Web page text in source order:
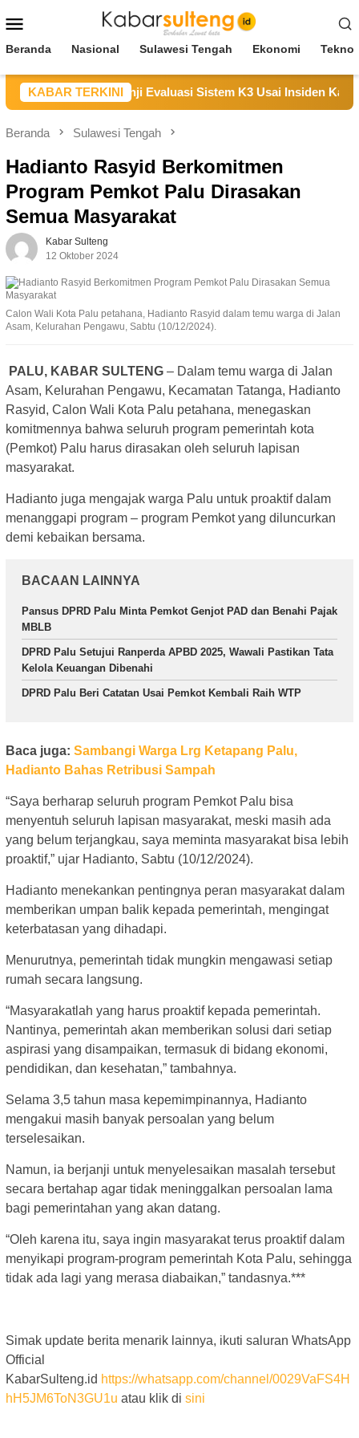
ke
Mobile
Beranda Nasional Sulawesi Tengah Ekonomi
KABAR TERKINI
Duka, Janji Evaluasi Sistem K3 Usai Insiden
Beranda Sulawesi Tengah
Hadianto Rasyid Berkomitmen
Program Pemkot Palu Dirasakan
Semua Masyarakat
Kabar Sulteng
12 Oktober 2024
Calon Wali Kota Palu petahana, Hadianto Rasyid dalam temu warga di Jalan
Asam, Kelurahan Pengawu, Sabtu (10/12/2024).
PALU, KABAR SULTENG – Dalam temu warga di Jalan
Asam, Kelurahan Pengawu, Kecamatan Tatanga, Hadianto
Rasyid, Calon Wali Kota Palu petahana, menegaskan
komitmennya bahwa seluruh program pemerintah kota
(Pemkot) Palu harus dirasakan oleh seluruh lapisan
masyarakat.
Hadianto juga mengajak warga Palu untuk proaktif dalam
menanggapi program – program Pemkot yang diluncurkan
demi kebaikan bersama.
BACAAN LAINNYA
Pansus DPRD Palu Minta Pemkot Genjot PAD dan Benahi Pajak
MBLB
DPRD Palu Setujui Ranperda APBD 2025, Wawali Pastikan Tata
Kelola Keuangan Dibenahi
DPRD Palu Beri Catatan Usai Pemkot Kembali Raih WTP
Baca juga: Sambangi Warga Lrg Ketapang Palu,
Hadianto Bahas Retribusi Sampah
“Saya berharap seluruh program Pemkot Palu bisa
menyentuh seluruh lapisan masyarakat, meski masih ada
yang belum terjangkau, saya meminta masyarakat bisa lebih
proaktif,” ujar Hadianto, Sabtu (10/12/2024).
Hadianto menekankan pentingnya peran masyarakat dalam
memberikan umpan balik kepada pemerintah, mengingat
keterbatasan yang dihadapi.
Menurutnya, pemerintah tidak mungkin mengawasi setiap
rumah secara langsung.
“Masyarakatlah yang harus proaktif kepada pemerintah.
Nantinya, pemerintah akan memberikan solusi dari setiap
aspirasi yang disampaikan, termasuk di bidang ekonomi,
pendidikan, dan kesehatan,” tambahnya.
Selama 3,5 tahun masa kepemimpinannya, Hadianto
mengakui masih banyak persoalan yang belum
terselesaikan.
Namun, ia berjanji untuk menyelesaikan masalah tersebut
secara bertahap agar tidak meninggalkan persoalan lama
bagi pemerintahan yang akan datang.
“Oleh karena itu, saya ingin masyarakat terus proaktif dalam
menyikapi program-program pemerintah Kota Palu, sehingga
tidak ada lagi yang merasa diabaikan,” tandasnya.***
Simak update berita menarik lainnya, ikuti saluran WhatsApp
Official
KabarSulteng.id https://whatsapp.com/channel/0029VaFS4H
hH5JM6ToN3GU1u atau klik di sini